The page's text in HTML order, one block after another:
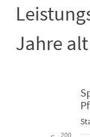
Jahre
Spitex-
Line chart with 6
200